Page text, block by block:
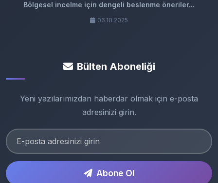
Bölgesel incelme için dengeli beslenme öneriler...
06.10.2025
Bülten Aboneliği
Yeni yazılarımızdan haberdar olmak için e-posta
adresinizi girin.
Abone Ol